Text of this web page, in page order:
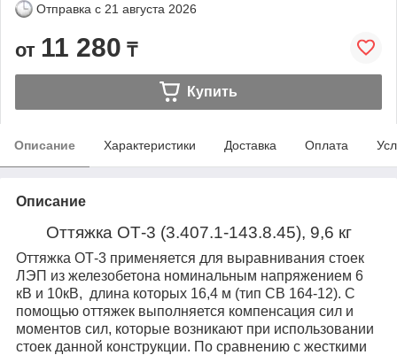
Отправка с 21 августа 2026
от 11 280 ₸
Купить
Описание Характеристики Доставка Оплата
Описание
Оттяжка ОТ-3 (3.407.1-143.8.45), 9,6 кг
Оттяжка ОТ-3 применяется для выравнивания стоек
ЛЭП из железобетона номинальным напряжением 6
кВ и 10кВ, длина которых 16,4 м (тип СВ 164-12). С
помощью оттяжек выполняется компенсация сил и
моментов сил, которые возникают при использовании
стоек данной конструкции. По сравнению с жесткими